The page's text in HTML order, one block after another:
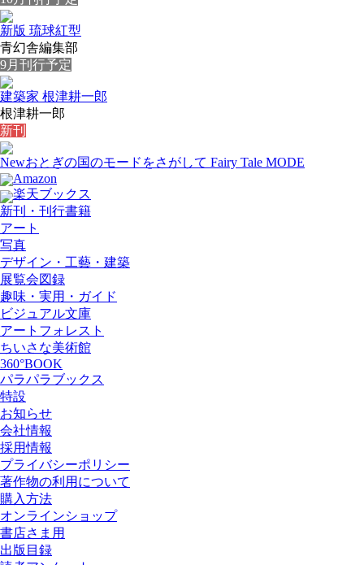
新版 琉球紅型
青幻舎編集部
9月刊行予定
建築家 根津耕一郎
根津耕一郎
新刊
Newおとぎの国のモードをさがして Fairy Tale MODE
Amazon
楽天ブックス
新刊・刊行書籍
アート
写真
デザイン・工藝・建築
展覧会図録
趣味・実用・ガイド
ビジュアル文庫
アートフォレスト
ちいさな美術館
360°BOOK
パラパラブックス
特設
お知らせ
会社情報
採用情報
プライバシーポリシー
著作物の利用について
購入方法
オンラインショップ
書店さま用
出版目録